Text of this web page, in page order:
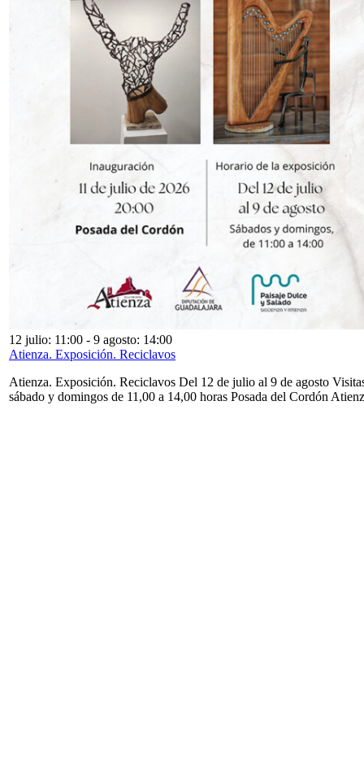
12 julio: 11:00 - 9 agosto: 14:00
Atienza. Exposición. Reciclavos
Atienza. Exposición. Reciclavos Del 12 de julio al 9 de agosto
sábado y domingos de 11,00 a 14,00 horas Posada del Cordón